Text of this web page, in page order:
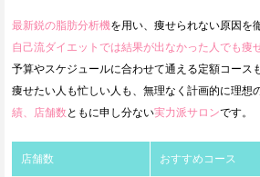
最新鋭の脂肪分析機を用い、痩せられない原因を
自己流ダイエットでは結果が出なかった人でも痩
予算やスケジュールに合わせて通える定額コース
痩せたい人も忙しい人も、無理なく計画的に理想
績、店舗数 ともに申し分ない実力派サロンです。
店舗数 おすすめコース